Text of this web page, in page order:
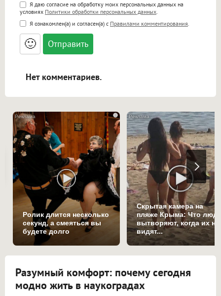
Поддержка HTML
<b>, <strong>, <u>, <i>, <em>, <s>, <big>,
<small>, <sup>, <sub>, <pre>, <ul>, <ol>, <li>,
<blockquote>, <code> экранирует HTML,
адреса URL автоматически становятся
ссылками, и [img]адрес[/img] будет
Я даю согласие на обработку моих персональных данных на
условиях Политики обработки персональных данных
Я ознакомлен(а) и согласен(а) с Правилами комментирования
🙂
Нет комментариев.
i
Ролик длится несколько
секунд, а смеяться вы
будете долго
Скрытая камера на
пляже Крыма: Что
вытворяют, когда их не
видят...
Разумный комфорт: почему сегодня
модно жить в наукоградах